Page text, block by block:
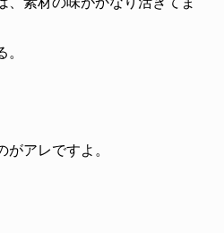
がアレですよ。